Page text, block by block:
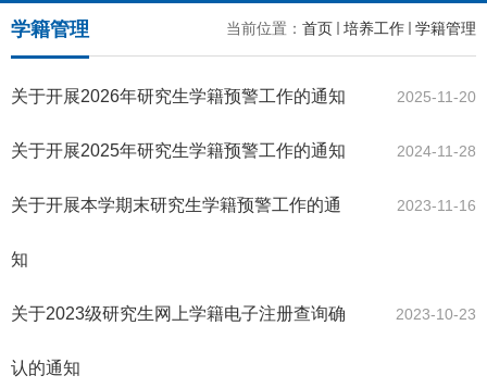
当前位置： 首页 培养工作 学籍管理
学籍管理
关于开展2026年研究生学籍预警工作的通知 2025-11-20
关于开展2025年研究生学籍预警工作的通知 2024-11-28
关于开展本学期末研究生学籍预警工作的通
知
2023-11-16
关于2023级研究生网上学籍电子注册查询确
认的通知
2023-10-23